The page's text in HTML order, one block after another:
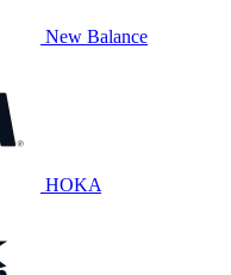
New Balance
HOKA